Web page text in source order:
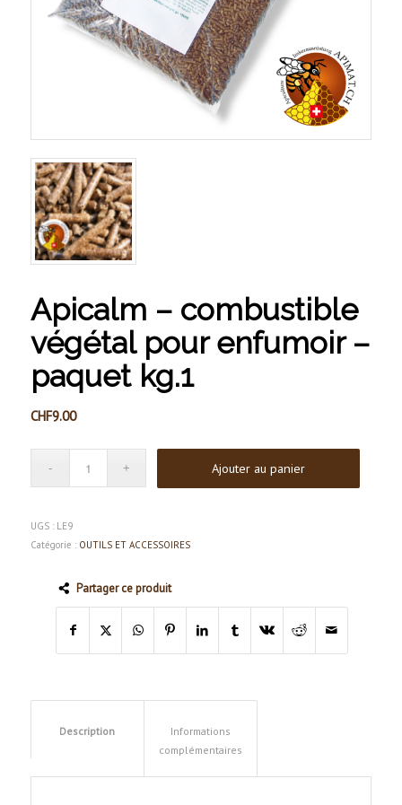
Apicalm – combustible
végétal pour enfumoir –
paquet kg.1
CHF9.00
Ajouter au panier
UGS : LE9
Catégorie : OUTILS ET ACCESSOIRES
Partager ce produit
Description
Informations
complémentaires